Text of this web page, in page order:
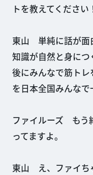
トを教えてください
東山 単純に話が面
知識が自然と身に
後にみんなで筋ト
を日本全国みんなで
ファイルーズ もう
ってますよ。
東山 え、ファイち